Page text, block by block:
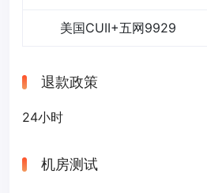
美国CUII+五网9929
退款政策
24小时
机房测试